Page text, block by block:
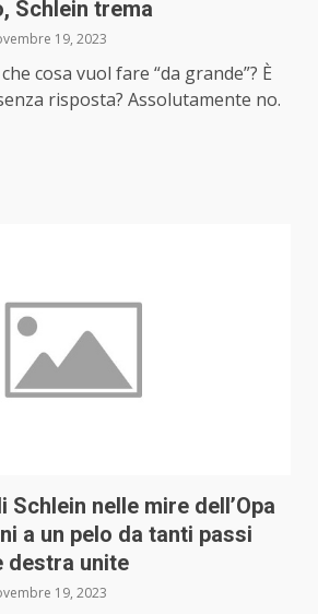
Schlein trema
19, 2023
cosa vuol fare “da grande”? È
risposta? Assolutamente no.
Schlein nelle mire dell’Opa
a un pelo da tanti passi
destra unite
19, 2023